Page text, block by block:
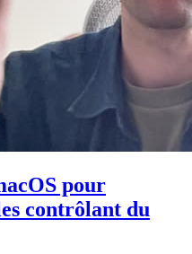
pour
contrôlant du